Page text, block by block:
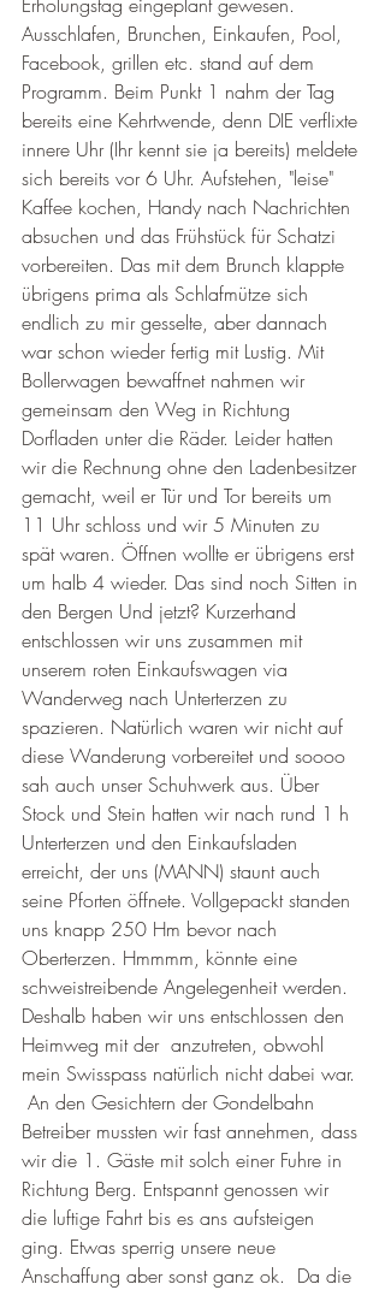
Ausschlafen, Brunchen, Einkaufen, Pool,
Facebook, grillen etc. stand auf dem
Programm. Beim Punkt 1 nahm der Tag
bereits eine Kehrtwende, denn DIE verflixte
innere Uhr (Ihr kennt sie ja bereits) meldete
sich bereits vor 6 Uhr. Aufstehen, "leise"
Kaffee kochen, Handy nach Nachrichten
absuchen und das Frühstück für Schatzi
vorbereiten. Das mit dem Brunch klappte
übrigens prima als Schlafmütze sich
endlich zu mir gesselte, aber dannach
war schon wieder fertig mit Lustig. Mit
Bollerwagen bewaffnet nahmen wir
gemeinsam den Weg in Richtung
Dorfladen unter die Räder. Leider hatten
wir die Rechnung ohne den Ladenbesitzer
gemacht, weil er Tür und Tor bereits um
11 Uhr schloss und wir 5 Minuten zu
spät waren. Öffnen wollte er übrigens erst
um halb 4 wieder. Das sind noch Sitten in
den Bergen Und jetzt? Kurzerhand
entschlossen wir uns zusammen mit
unserem roten Einkaufswagen via
Wanderweg nach Unterterzen zu
spazieren. Natürlich waren wir nicht auf
diese Wanderung vorbereitet und soooo
sah auch unser Schuhwerk aus. Über
Stock und Stein hatten wir nach rund 1 h
Unterterzen und den Einkaufsladen
erreicht, der uns (MANN) staunt auch
seine Pforten öffnete. Vollgepackt standen
uns knapp 250 Hm bevor nach
Oberterzen. Hmmmm, könnte eine
schweistreibende Angelegenheit werden.
Deshalb haben wir uns entschlossen den
Heimweg mit der  anzutreten, obwohl
mein Swisspass natürlich nicht dabei war.
An den Gesichtern der Gondelbahn
Betreiber mussten wir fast annehmen, dass
wir die 1. Gäste mit solch einer Fuhre in
Richtung Berg. Entspannt genossen wir
die luftige Fahrt bis es ans aufsteigen
ging. Etwas sperrig unsere neue
Anschaffung aber sonst ganz ok.  Da die